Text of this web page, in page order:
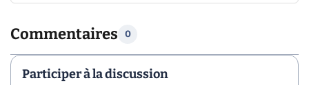
Commentaires 0
Participer à la discussion